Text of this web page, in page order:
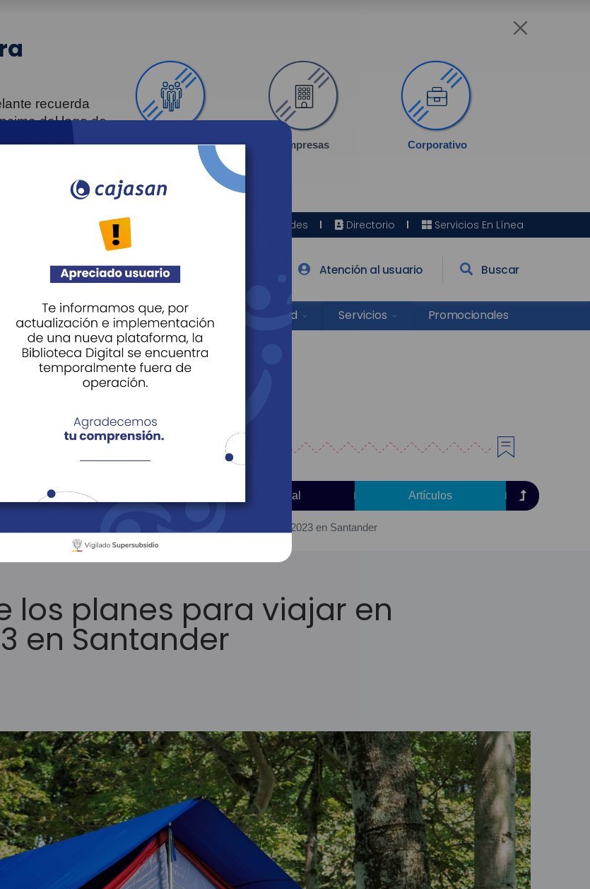
recuerda
del logo de
Personas Empresas Corporativo
Sedes Directorio Servicios En Línea
Agéndate Atención al usuario Buscar
Educación Cultura Salud Servicios Promocionales
Vivir
Editorial Artículos
¡Prepárate! Conoce los planes para viajar en Semana Santa 2023 en Santander
los planes para viajar en
en Santander